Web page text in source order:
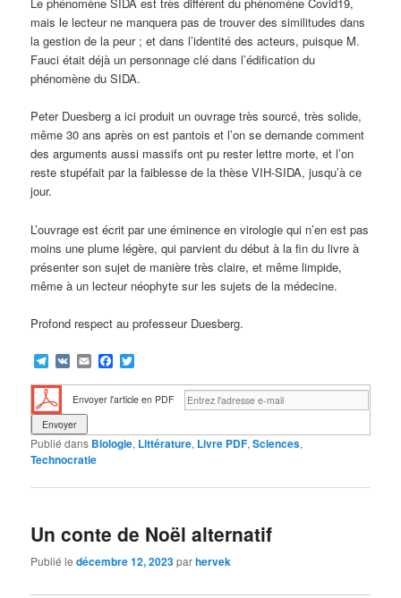
Le phénomène SIDA est très différent du phénomène Covid19,
mais le lecteur ne manquera pas de trouver des similitudes dans
la gestion de la peur ; et dans l’identité des acteurs, puisque M.
Fauci était déjà un personnage clé dans l’édification du
phénomène du SIDA.
Peter Duesberg a ici produit un ouvrage très sourcé, très solide,
même 30 ans après on est pantois et l’on se demande comment
des arguments aussi massifs ont pu rester lettre morte, et l’on
reste stupéfait par la faiblesse de la thèse VIH-SIDA, jusqu’à ce
jour.
L’ouvrage est écrit par une éminence en virologie qui n’en est pas
moins une plume légère, qui parvient du début à la fin du livre à
présenter son sujet de manière très claire, et même limpide,
même à un lecteur néophyte sur les sujets de la médecine.
Profond respect au professeur Duesberg.
Telegram
VK EmailFacebook
Envoyer l'article en PDF
Publié dans Biologie, Littérature, Livre PDF,Sciences,
Technocratie
Un conte de Noël alternatif
Publié ledécembre 12, 2023parhervek